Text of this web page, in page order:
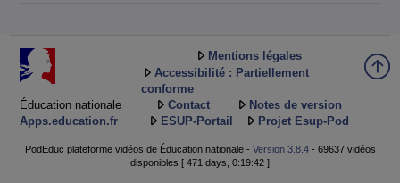
Éducation nationale
Apps.education.fr
Mentions légales
Accessibilité : Partiellement
conforme
Contact
Notes de version
ESUP-Portail
Projet Esup-Pod
PodEduc plateforme vidéos de Éducation nationale - Version 3.8.4- 69637 vidéos
disponibles [ 471 days, 0:19:42 ]